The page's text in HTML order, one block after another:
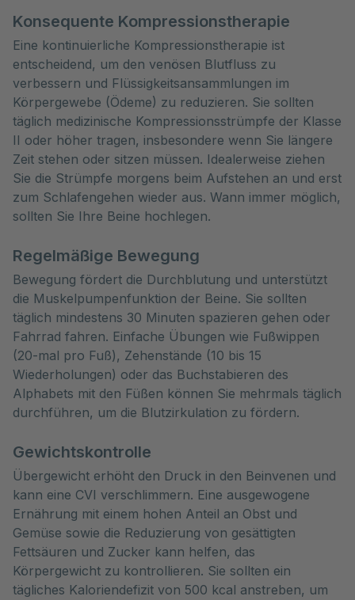
Konsequente Kompressionstherapie
Eine kontinuierliche Kompressionstherapie ist
entscheidend, um den venösen Blutfluss zu
verbessern und Flüssigkeitsansammlungen im
Körpergewebe (Ödeme) zu reduzieren. Sie sollten
täglich medizinische Kompressionsstrümpfe der Klasse
II oder höher tragen, insbesondere wenn Sie längere
Zeit stehen oder sitzen müssen. Idealerweise ziehen
Sie die Strümpfe morgens beim Aufstehen an und erst
zum Schlafengehen wieder aus. Wann immer möglich,
sollten Sie Ihre Beine hochlegen.
Regelmäßige Bewegung
Bewegung fördert die Durchblutung und unterstützt
die Muskelpumpenfunktion der Beine. Sie sollten
täglich mindestens 30 Minuten spazieren gehen oder
Fahrrad fahren. Einfache Übungen wie Fußwippen
(20-mal pro Fuß), Zehenstände (10 bis 15
Wiederholungen) oder das Buchstabieren des
Alphabets mit den Füßen können Sie mehrmals täglich
durchführen, um die Blutzirkulation zu fördern.
Gewichtskontrolle
Übergewicht erhöht den Druck in den Beinvenen und
kann eine CVI verschlimmern. Eine ausgewogene
Ernährung mit einem hohen Anteil an Obst und
Gemüse sowie die Reduzierung von gesättigten
Fettsäuren und Zucker kann helfen, das
Körpergewicht zu kontrollieren. Sie sollten ein
tägliches Kaloriendefizit von 500 kcal anstreben, um